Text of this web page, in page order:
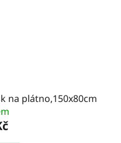
na plátno,150x80cm